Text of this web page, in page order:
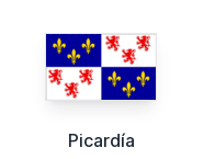
Picardía